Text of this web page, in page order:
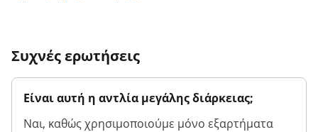
Συχνές ερωτήσεις
Είναι αυτή η αντλία μεγάλης διάρκειας;
Ναι, καθώς χρησιμοποιούμε μόνο εξαρτήματα